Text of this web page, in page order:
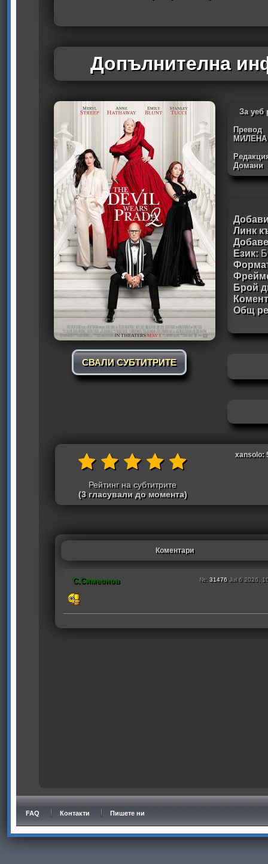
Допълнителна
СВАЛИ СУБТИТРИТЕ
За уеб
Превод
Домани
Линк
Език:
Брой
Общ
Рейтинг на субтитрите
(3 гласували до момента)
xansolo:
Коментари
С.Симеонов №:31476Jul 6 2026,
FAQ Контакти Пишете ни